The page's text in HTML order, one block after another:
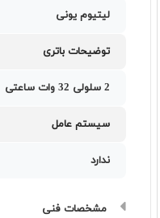
لیتیوم یونی
توضیحات باتری
2 سلولی 32 وات ساعتی
سیستم عامل
ندارد
مشخصات فنی